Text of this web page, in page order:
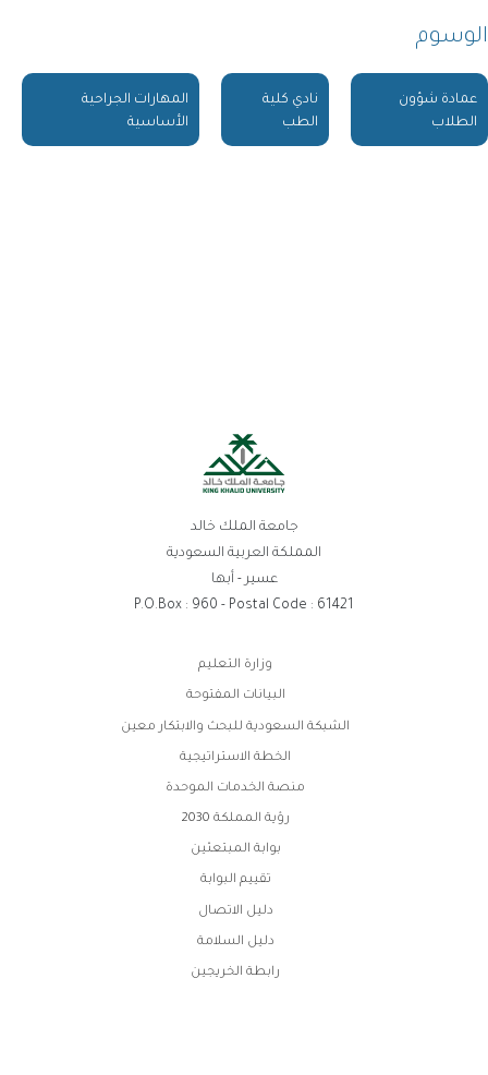
الوسوم
عمادة شؤون
الطلاب
نادي كلية
الطب
المهارات الجراحية
الأساسية
جامعة الملك خالد
المملكة العربية السعودية
عسير - أبها
P.O.Box : 960 - Postal Code : 61421
وزارة التعليم
البيانات المفتوحة
الشبكة السعودية للبحث والابتكار معين
الخطة الاستراتيجية
منصة الخدمات الموحدة
رؤية المملكة 2030
بوابة المبتعثين
تقييم البوابة
دليل الاتصال
دليل السلامة
رابطة الخريجين